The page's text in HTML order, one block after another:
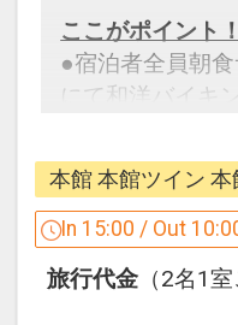
ここがポイント！
●宿泊者全員朝
にて和洋バイキ
※旅行代金に含
設定期間：2026
インターネット
本館 本館ツイン 本
In 15:00 / Out
旅行代金 （2名1